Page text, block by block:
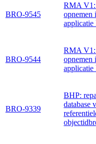
BRO-9545
RMA
opnemen
applicatie
BRO-9544
RMA V1:
opnemen
applicatie
BRO-9339
BHP:
database